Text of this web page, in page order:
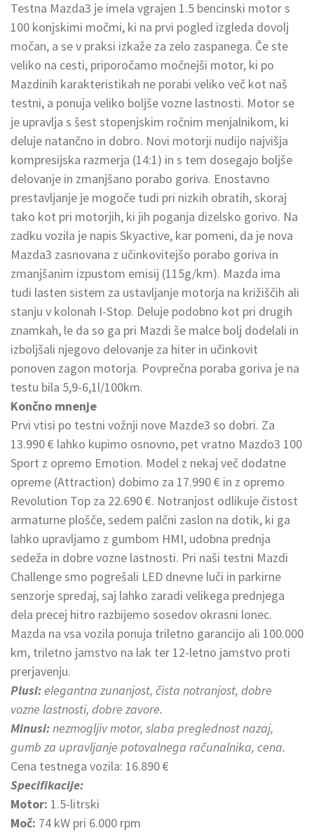
Testna Mazda3 je imela vgrajen 1.5 bencinski motor s
100 konjskimi močmi, ki na prvi pogled izgleda dovolj
močan, a se v praksi izkaže za zelo zaspanega. Če ste
veliko na cesti, priporočamo močnejši motor, ki po
Mazdinih karakteristikah ne porabi veliko več kot naš
testni, a ponuja veliko boljše vozne lastnosti. Motor se
je upravlja s šest stopenjskim ročnim menjalnikom, ki
deluje natančno in dobro. Novi motorji nudijo najvišja
kompresijska razmerja (14:1) in s tem dosegajo boljše
delovanje in zmanjšano porabo goriva. Enostavno
prestavljanje je mogoče tudi pri nizkih obratih, skoraj
tako kot pri motorjih, ki jih poganja dizelsko gorivo. Na
zadku vozila je napis Skyactive, kar pomeni, da je nova
Mazda3 zasnovana z učinkovitejšo porabo goriva in
zmanjšanim izpustom emisij (115g/km). Mazda ima
tudi lasten sistem za ustavljanje motorja na križiščih ali
stanju v kolonah I-Stop. Deluje podobno kot pri drugih
znamkah, le da so ga pri Mazdi še malce bolj dodelali in
izboljšali njegovo delovanje za hiter in učinkovit
ponoven zagon motorja. Povprečna poraba goriva je na
testu bila 5,9-6,1l/100km.
Končno mnenje
Prvi vtisi po testni vožnji nove Mazde3 so dobri. Za
13.990 € lahko kupimo osnovno, pet vratno Mazdo3 100
Sport z opremo Emotion. Model z nekaj več dodatne
opreme (Attraction) dobimo za 17.990 € in z opremo
Revolution Top za 22.690 €. Notranjost odlikuje čistost
armaturne plošče, sedem palčni zaslon na dotik, ki ga
lahko upravljamo z gumbom HMI, udobna prednja
sedeža in dobre vozne lastnosti. Pri naši testni Mazdi
Challenge smo pogrešali LED dnevne luči in parkirne
senzorje spredaj, saj lahko zaradi velikega prednjega
dela precej hitro razbijemo sosedov okrasni lonec.
Mazda na vsa vozila ponuja triletno garancijo ali 100.000
km, triletno jamstvo na lak ter 12-letno jamstvo proti
prerjavenju.
Plusi:elegantna zunanjost, čista notranjost, dobre
vozne lastnosti, dobre zavore.
Minusi:nezmogljiv motor, slaba preglednost nazaj,
gumb za upravljanje potovalnega računalnika, cena.
Cena testnega vozila: 16.890 €
Specifikacije:
Motor: 1.5-litrski
Moč: 74 kW pri 6.000 rpm